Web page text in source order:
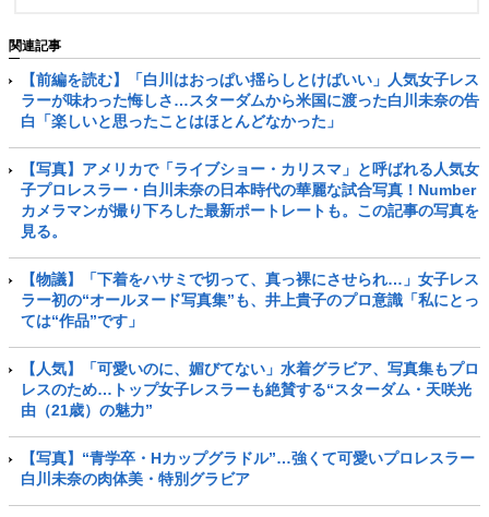
関連記事
【前編を読む】「白川はおっぱい揺らしとけばいい」人気女子レス
ラーが味わった悔しさ…スターダムから米国に渡った白川未奈の告
白「楽しいと思ったことはほとんどなかった」
【写真】アメリカで「ライブショー・カリスマ」と呼ばれる人気女
子プロレスラー・白川未奈の日本時代の華麗な試合写真！Number
カメラマンが撮り下ろした最新ポートレートも。この記事の写真を
見る。
【物議】「下着をハサミで切って、真っ裸にさせられ…」女子レス
ラー初の“オールヌード写真集”も、井上貴子のプロ意識「私にとっ
ては“作品”です」
【人気】「可愛いのに、媚びてない」水着グラビア、写真集もプロ
レスのため…トップ女子レスラーも絶賛する“スターダム・天咲光
由（21歳）の魅力”
【写真】“青学卒・Hカップグラドル”…強くて可愛いプロレスラー
白川未奈の肉体美・特別グラビア